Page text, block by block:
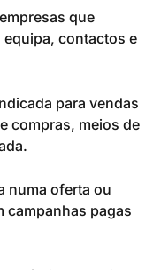
que
contactos e
para vendas
compras, meios de
numa oferta ou
campanhas pagas